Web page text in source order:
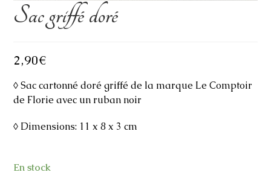
Sac griffé doré
2,90€
◊ Sac cartonné doré griffé de la marque Le Comptoir
de Florie avec un ruban noir
◊ Dimensions: 11 x 8 x 3 cm
En stock